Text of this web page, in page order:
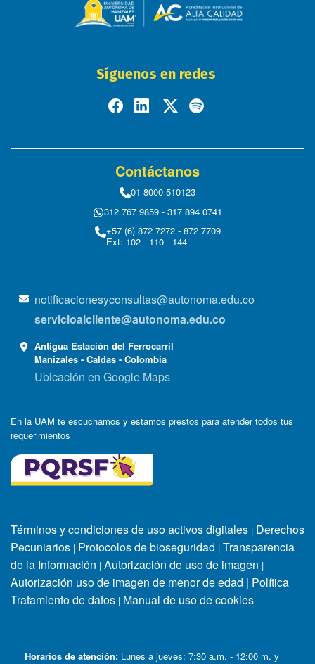
Síguenos en redes
Contáctanos
01-8000-510123
312 767 9859 - 317 894 0741
+57 (6) 872 7272 - 872 7709
Ext: 102 - 110 - 144
notificacionesyconsultas@autonoma.edu.co
servicioalcliente@autonoma.edu.co
Antigua Estación del Ferrocarril
Manizales - Caldas - Colombia
Ubicación en Google Maps
En la UAM te escuchamos y estamos prestos para atender todos tus
requerimientos
Términos y condiciones de uso activos digitales | Derechos
Pecuniarios | Protocolos de bioseguridad | Transparencia
de la Información | Autorización de uso de imagen |
Autorización uso de imagen de menor de edad | Política
Tratamiento de datos | Manual de uso de cookies
Horarios de atención: Lunes a jueves: 7:30 a.m. - 12:00 m. y